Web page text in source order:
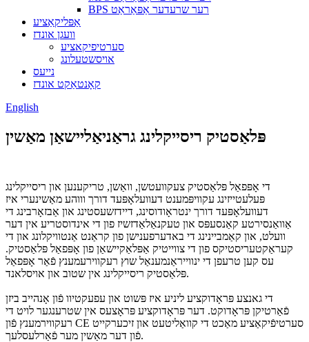
BPS רער שרעדער אַפּאַראַט
אַפּליקאַציע
וועגן אונדז
סערטיפיקאציע
אויסשטעלונג
נייעס
קאָנטאַקט אונדז
English
פּלאַסטיק ריסייקלינג גראַניאַליישאַן מאַשין
די אָפּפאַל פּלאַסטיק צעקוועטשן, וואַשן, טריקענען און ריסייקלינג
פּעלעטייזינג עקוויפּמענט דעוועלאָפּעד דורך וווהע מאַשינערי איז
דעוועלאָפּעד דורך ינטראָודוסינג, דיידזשעסטינג און אַבזאָרבינג די
אַוואַנסירטע קאַנסעפּס און טעקנאַלאַדזשיז פון די אינדוסטריע אין דער
וועלט, און קאַמביינינג די באדערפענישן פון קראַנט אַנטוויקלונג און די
קעראַקטעריסטיקס פון די צווייטיק אַפּלאַקיישאַן פון אָפּפאַל פּלאַסטיק.
עס קען טרעפן די ינווייראַנמענאַל שוץ רעקווירעמענץ פֿאַר אָפּפאַל
פּלאַסטיק ריסייקלינג אין שטוב און אויסלאנד.
די גאנצע פּראָדוקציע ליניע איז פּשוט און עפעקטיוו פֿון אָנהייב ביזן
פֿאַרטיקן פּראָדוקט. דער פּראָדוקציע פּראָצעס אין שטרענגער לויט די
רעקווירמענץ פֿון CE סערטיפֿיקאַציע מאַכט די קוואַליטעט און זיכערקייט
פֿון דער מאַשין מער פֿאַרלעסלעך.